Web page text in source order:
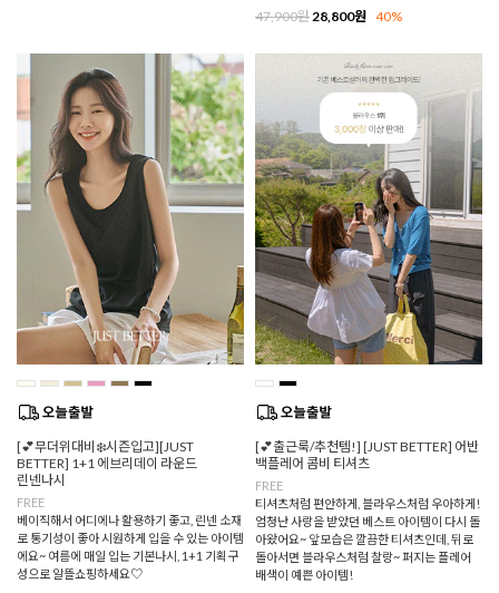
47,900원28,800원 40%
[💕무더위대비❄️시즌입고][JUST
BETTER] 1+1 에브리데이 라운드
린넨나시
FREE
베이직해서 어디에나 활용하기 좋고, 린넨 소재
로 통기성이 좋아 시원하게 입을 수 있는 아이템
에요~ 여름에 매일 입는 기본나시, 1+1 기획구
성으로 알뜰쇼핑하세요♡
[💕출근룩/추천템!] [JUST BETTER] 어반
백플레어 콤비 티셔츠
FREE
티셔츠처럼 편안하게, 블라우스처럼 우아하게!
엄청난 사랑을 받았던 베스트 아이템이 다시 돌
아왔어요~ 앞모습은 깔끔한 티셔츠인데, 뒤로
돌아서면 블라우스처럼 찰랑~ 퍼지는 플레어
배색이 예쁜 아이템!